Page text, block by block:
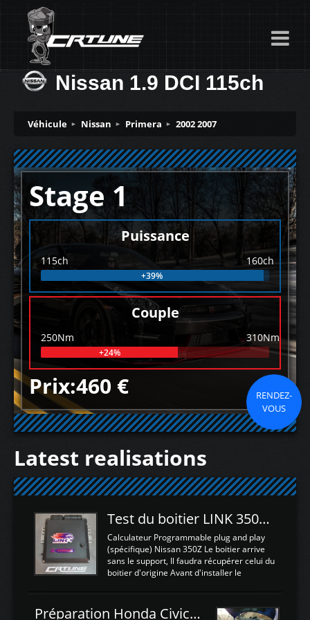
Nissan 1.9 DCI 115ch
Véhicule Nissan Primera 2002 2007
Stage 1
Puissance
115ch 160ch
+39%
Couple
250Nm 310Nm
+24%
Prix:460 €
RENDEZ-
VOUS
Latest realisations
Test du boitier LINK 350Z Plugin ECU
Calculateur Programmable plug and play
(spécifique) Nissan 350Z Le boitier arrive
sans le support, Il faudra récupérer celui du
boitier d'origine Avant d'installer le
d'envoyer l'information de la large bande
Préparation Honda Civic Type R FK2